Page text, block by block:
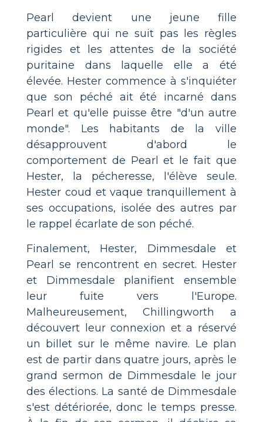
Pearl devient une jeune fille
particulière qui ne suit pas les règles
rigides et les attentes de la société
puritaine dans laquelle elle a été
élevée. Hester commence à s'inquiéter
que son péché ait été incarné dans
Pearl et qu'elle puisse être "d'un autre
monde". Les habitants de la ville
désapprouvent d'abord le
comportement de Pearl et le fait que
Hester, la pécheresse, l'élève seule.
Hester coud et vaque tranquillement à
ses occupations, isolée des autres par
le rappel écarlate de son péché.
Finalement, Hester, Dimmesdale et
Pearl se rencontrent en secret. Hester
et Dimmesdale planifient ensemble
leur fuite vers l'Europe.
Malheureusement, Chillingworth a
découvert leur connexion et a réservé
un billet sur le même navire. Le plan
est de partir dans quatre jours, après le
grand sermon de Dimmesdale le jour
des élections. La santé de Dimmesdale
s'est détériorée, donc le temps presse.